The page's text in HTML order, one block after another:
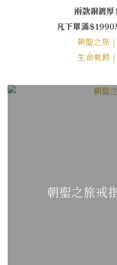
兩款銅鍍
凡下單滿
朝聖之旅
生命軌跡
朝聖之旅戒